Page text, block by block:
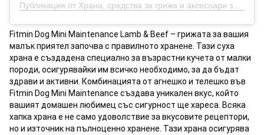
Публикация от Храна, средства за грижа и аксесоари за кучета, котки и други (@petsbro.bg)
Fitmin Dog Mini Maintenance Lamb & Beef – грижата за вашия
малък приятел започва с правилното хранене. Тази суха
храна е създадена специално за възрастни кучета от малки
породи, осигурявайки им всичко необходимо, за да бъдат
здрави и активни. Комбинацията от агнешко и телешко във
Fitmin Dog Mini Maintenance създава уникален вкус, който
вашият домашен любимец със сигурност ще хареса. Всяка
хапка храна е не само удоволствие за вкусовите рецептори,
но и източник на пълноценно хранене. Тази храна осигурява